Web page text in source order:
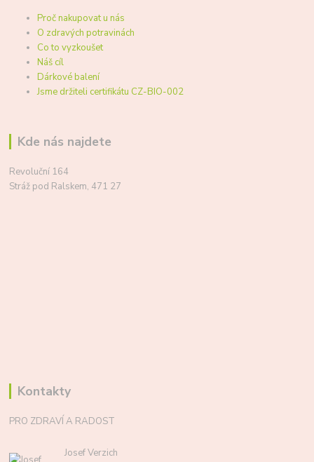
Proč nakupovat u nás
O zdravých potravinách
Co to vyzkoušet
Náš cíl
Dárkové balení
Jsme držiteli certifikátu CZ-BIO-002
Kde nás najdete
Revoluční 164
Stráž pod Ralskem, 471 27
Kontakty
PRO ZDRAVÍ A RADOST
Josef Verzich